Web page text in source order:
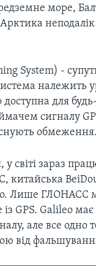
море,
неподалік
System) -
належить
доступна для
сигналу
обмеження.
у світі зараз
китайська
Лише ГЛОНАСС
із GPS. Galileo
але все одно
від